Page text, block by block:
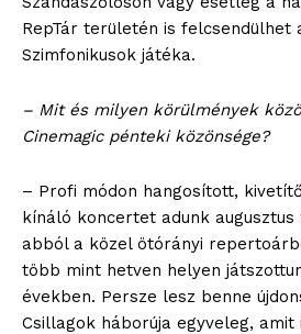
RepTár területén is felcsendülhet
Szimfonikusok játéka.
– Mit és milyen körülmények
Cinemagic pénteki közönsége?
– Profi módon hangosított,
kínáló koncertet adunk
abból a közel ötórányi
több mint hetven helyen
években. Persze lesz benne
Csillagok háborúja egyveleg,